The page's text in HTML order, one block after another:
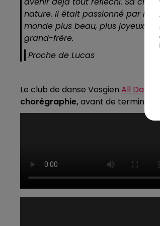
nature. Il était passionné par la
monde plus beau, plus joyeux
grand-frère.
Proche de Lucas
Le club de danse Vosgien All Dances
chorégraphie,avant de terminer